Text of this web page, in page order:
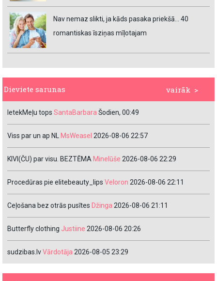
Nav nemaz slikti, ja kāds pasaka priekšā… 40
romantiskas īsziņas mīļotajam
vairāk >
Dieviete sarunas
IetekMeļu tops SantaBarbara Šodien, 00:49
Viss par un ap NL MsWeasel 2026-08-06 22:57
KIVI(ČU) par visu. BEZTĒMA Minelūše 2026-08-06 22:29
Procedūras pie elitebeauty_lips Veloron 2026-08-06 22:11
Ceļošana bez otrās pusītes Džinga 2026-08-06 21:11
Butterfly clothing Justiine 2026-08-06 20:26
sudzibas.lvVārdotāja 2026-08-05 23:29